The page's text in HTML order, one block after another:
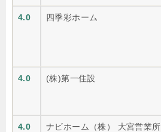
4.0 四季彩ホーム
4.0 (株)第一住設
4.0
ナビホーム（株） 大宮営業所